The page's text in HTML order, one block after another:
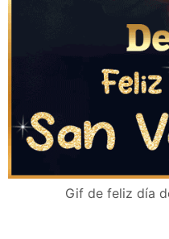
Gif de feliz día